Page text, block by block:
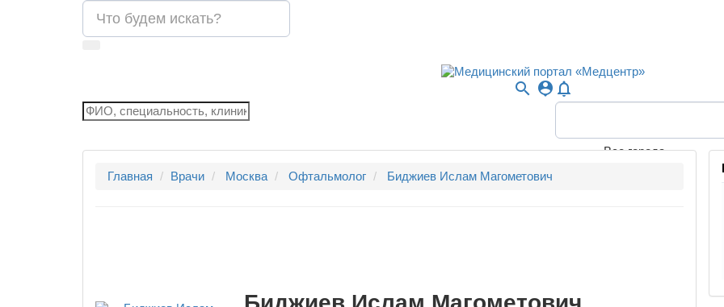
search person_pin notifications_none
Все города
Главная
Врачи Москва Офтальмолог Биджиев Ислам Магометович